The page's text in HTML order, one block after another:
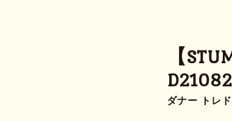
【
ダナー トレド